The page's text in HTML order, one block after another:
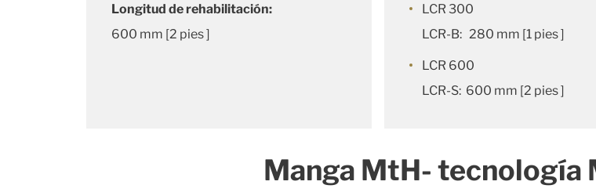
Longitud de rehabilitación:
600 mm [2 pies ]
LCR 300
LCR-B: 280 mm [1 pies ]
LCR 600
LCR-S: 600 mm [2 pies ]
Manga MtH- tecnología